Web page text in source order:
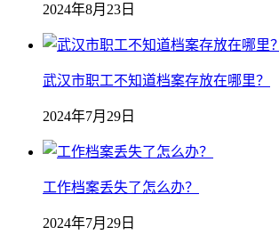
2024年8月23日
武汉市职工不知道档案存放在哪里？
2024年7月29日
工作档案丢失了怎么办？
2024年7月29日